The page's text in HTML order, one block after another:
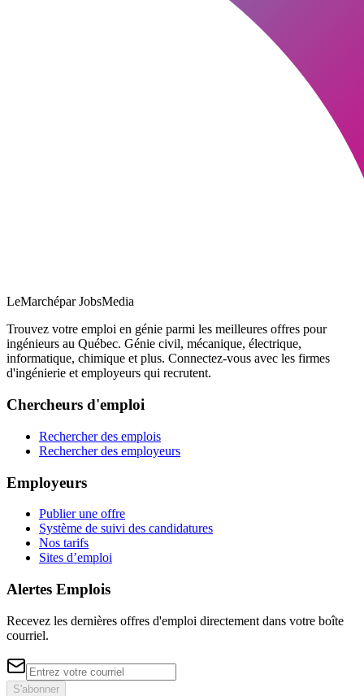
LeMarchépar JobsMedia
Trouvez votre emploi en génie parmi les meilleures offres pour
ingénieurs au Québec. Génie civil, mécanique, électrique,
informatique, chimique et plus. Connectez-vous avec les firmes
d'ingénierie et employeurs qui recrutent.
Chercheurs d'emploi
Rechercher des emplois
Rechercher des employeurs
Employeurs
Publier une offre
Système de suivi des candidatures
Nos tarifs
Sites d’emploi
Alertes Emplois
Recevez les dernières offres d'emploi directement dans votre boîte
courriel.
S'abonner